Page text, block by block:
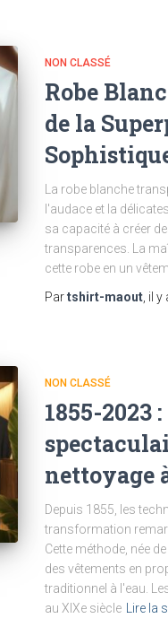
NON CLASSÉ
Robe
de la
La robe blanche
l'audace et la
sa capacité à créer
transparences. La
cette robe en un
Partshirt-maout , il y
NON CLASSÉ
1855-2023
nettoyage
Depuis 1855, les
transformation
Cette méthode, née
des vêtements en
traditionnel à l'eau.
au XIXe siècle
Lire la